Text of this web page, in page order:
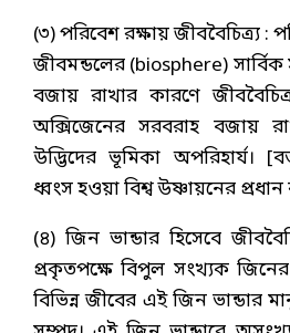
(৩) পরিবেশ রক্ষায় জীববৈচিত্র্য
জীবমন্ডলের (biosphere) সার্বিক
বজায় রাখার কারণে
অক্সিজেনের সরবরাহ বজায়
উদ্ভিদের ভূমিকা অপরিহার্য।
ধ্বংস হওয়া বিশ্ব উষ্ণায়নের
(৪) জিন ভান্ডার হিসেবে
প্রকৃতপক্ষে বিপুল সংখ্যক
বিভিন্ন জীবের এই জিন ভান্ডার